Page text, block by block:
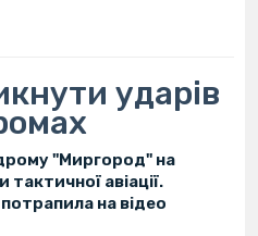
ударів
"Миргород" на
авіації.
на відео